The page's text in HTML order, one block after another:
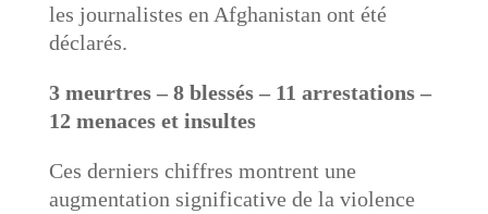
les journalistes en Afghanistan ont été
déclarés.
3 meurtres – 8 blessés – 11 arrestations –
12 menaces et insultes
Ces derniers chiffres montrent une
augmentation significative de la violence